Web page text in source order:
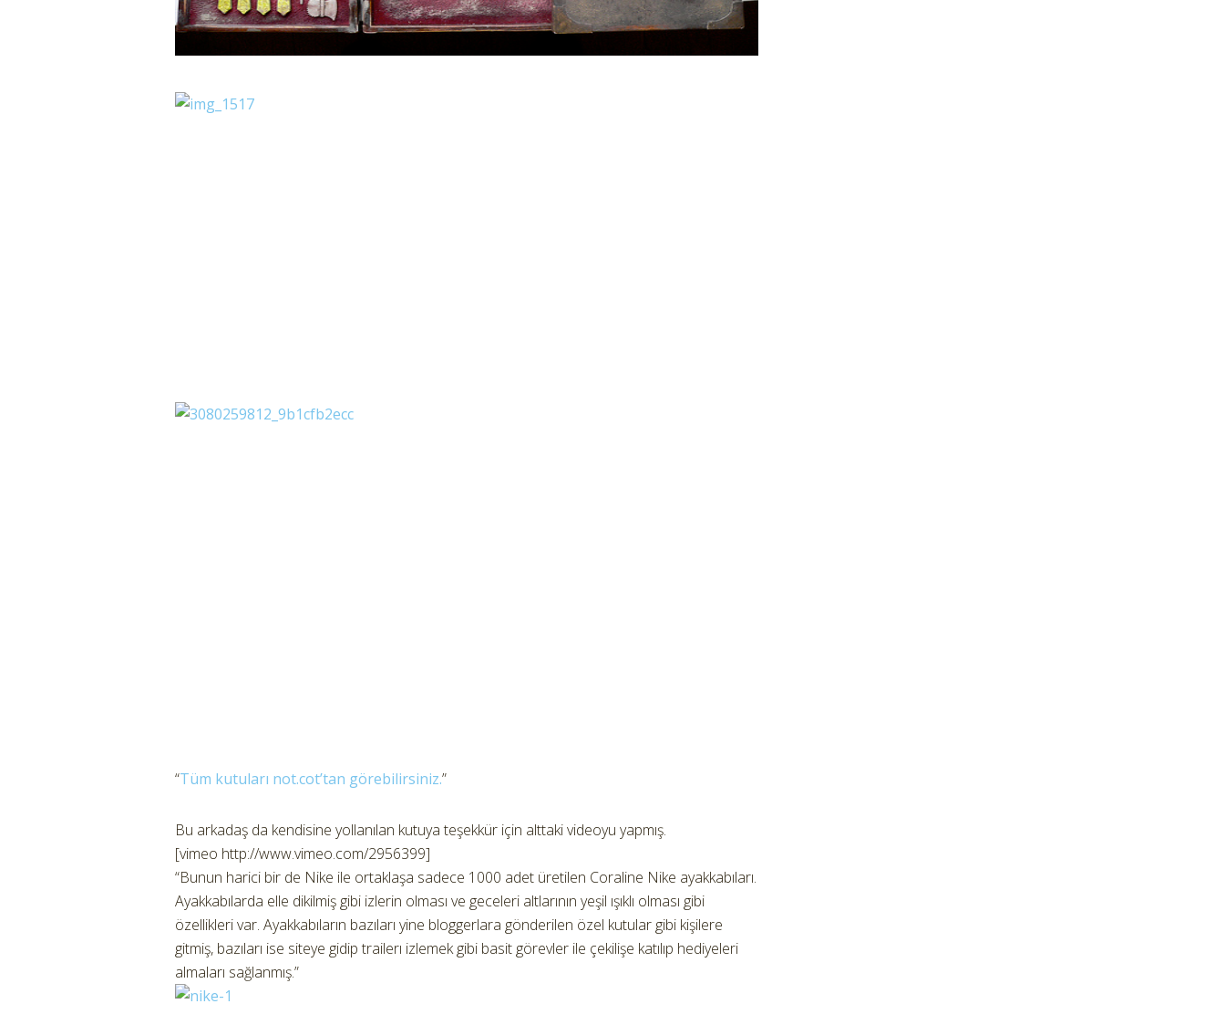
“Tüm kutuları not.cot’tan görebilirsiniz.”
Bu arkadaş da kendisine yollanılan kutuya teşekkür için alttaki videoyu yapmış.
[vimeo http://www.vimeo.com/2956399]
“Bunun harici bir de Nike ile ortaklaşa sadece 1000 adet üretilen Coraline Nike ayakkabıları.
Ayakkabılarda elle dikilmiş gibi izlerin olması ve geceleri altlarının yeşil ışıklı olması gibi
özellikleri var. Ayakkabıların bazıları yine bloggerlara gönderilen özel kutular gibi kişilere
gitmiş, bazıları ise siteye gidip trailerı izlemek gibi basit görevler ile çekilişe katılıp hediyeleri
almaları sağlanmış.”